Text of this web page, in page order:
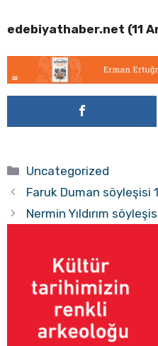
edebiyathaber.net (11
Kategoriler
Uncategorized
Faruk Duman söyleşisi
Nermin Yıldırım